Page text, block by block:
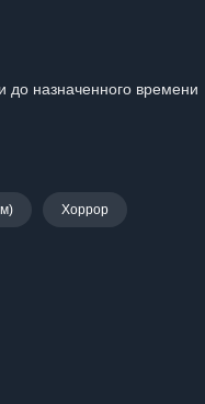
до назначенного времени
Хоррор